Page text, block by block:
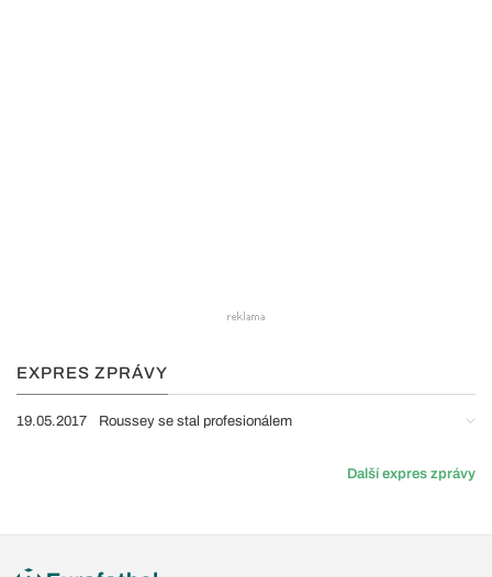
EXPRES ZPRÁVY
19.05.2017 Roussey se stal profesionálem
Další expres zprávy